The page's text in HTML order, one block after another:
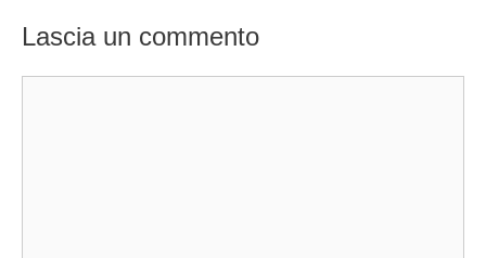
Lascia un commento